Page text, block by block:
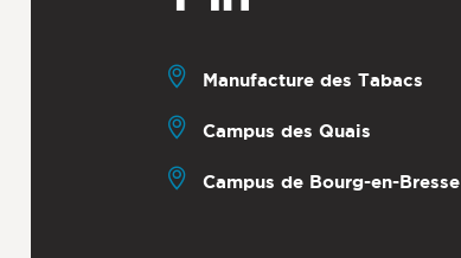
Manufacture des Tabacs
Campus des Quais
Campus de Bourg-en-Bresse